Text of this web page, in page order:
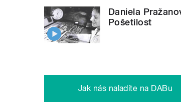
Daniela
Pošetilost
Jak nás naladíte na DABu